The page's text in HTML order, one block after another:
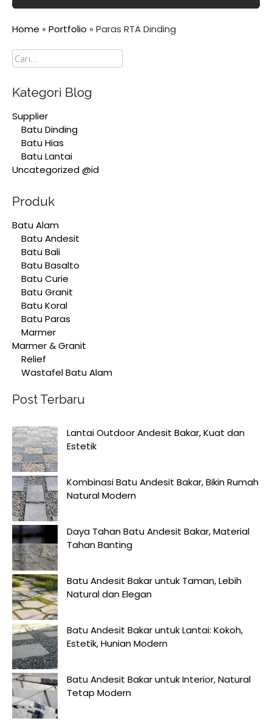
Home » Portfolio » Paras RTA Dinding
Cari
Kategori Blog
Supplier
Batu Dinding
Batu Hias
Batu Lantai
Uncategorized @id
Produk
Batu Alam
Batu Andesit
Batu Bali
Batu Basalto
Batu Curie
Batu Granit
Batu Koral
Batu Paras
Marmer
Marmer & Granit
Relief
Wastafel Batu Alam
Post Terbaru
Lantai Outdoor Andesit Bakar, Kuat dan
Estetik
Kombinasi Batu Andesit Bakar, Bikin Rumah
Natural Modern
Daya Tahan Batu Andesit Bakar, Material
Tahan Banting
Batu Andesit Bakar untuk Taman, Lebih
Natural dan Elegan
Batu Andesit Bakar untuk Lantai: Kokoh,
Estetik, Hunian Modern
Batu Andesit Bakar untuk Interior, Natural
Tetap Modern